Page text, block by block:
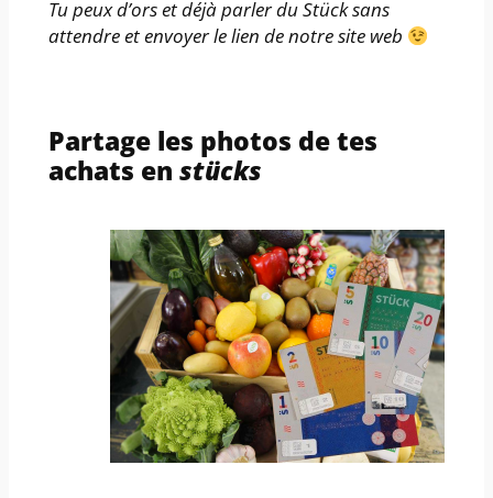
Tu peux d’ors et déjà parler du Stück sans
attendre et envoyer le lien de notre site web
Partage les photos de tes
achats en stücks